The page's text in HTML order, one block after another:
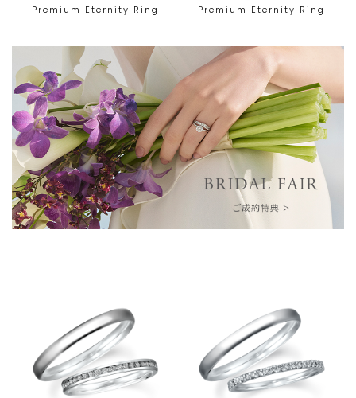
Premium Eternity Ring Premium Eternity Ring